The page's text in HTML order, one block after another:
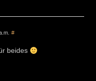
#
beides